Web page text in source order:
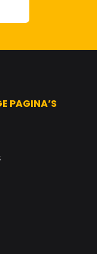
PAGINA’S